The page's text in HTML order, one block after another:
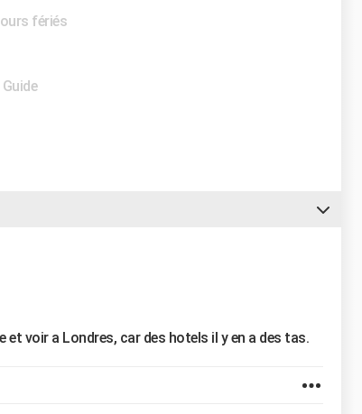
fériés
Guide
et voir a Londres, car des hotels il y en a des tas.